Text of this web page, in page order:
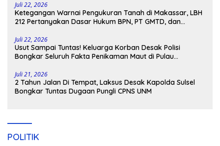
Juli 22, 2026
Ketegangan Warnai Pengukuran Tanah di Makassar, LBH
212 Pertanyakan Dasar Hukum BPN, PT GMTD, dan
Juli 22, 2026
Usut Sampai Tuntas! Keluarga Korban Desak Polisi
Bongkar Seluruh Fakta Penikaman Maut di Pulau
Juli 21, 2026
2 Tahun Jalan Di Tempat, Laksus Desak Kapolda Sulsel
Bongkar Tuntas Dugaan Pungli CPNS UNM
POLITIK